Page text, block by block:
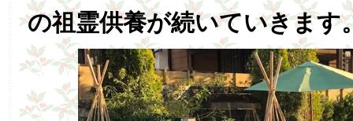
の祖霊供養が続いていきます